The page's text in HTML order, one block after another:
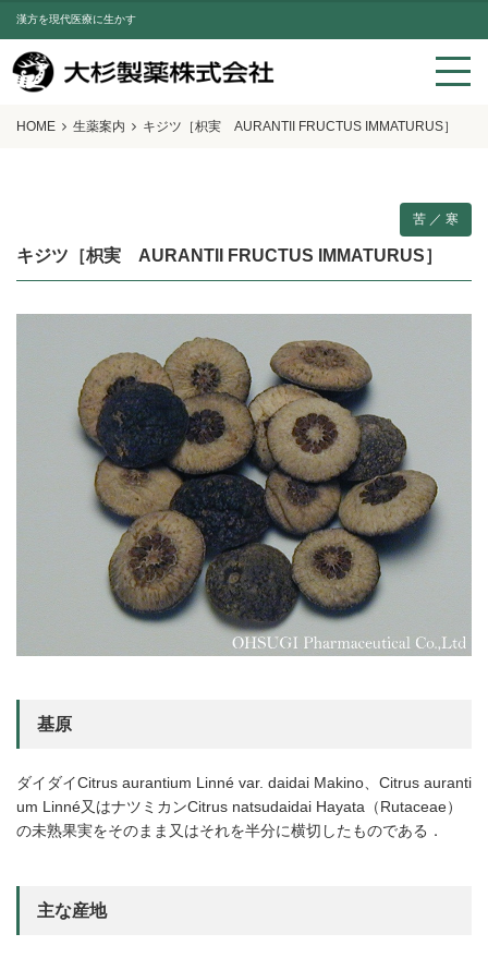
漢方を現代医療に生かす
HOME 生薬案内 キジツ［枳実 AURANTII FRUCTUS IMMATURUS］
苦 ／ 寒
キジツ［枳実 AURANTII FRUCTUS IMMATURUS］
基原
ダイダイCitrus aurantium Linné var. daidai Makino、Citrus auranti
um Linné又はナツミカンCitrus natsudaidai Hayata（Rutaceae）
の未熟果実をそのまま又はそれを半分に横切したものである．
主な産地